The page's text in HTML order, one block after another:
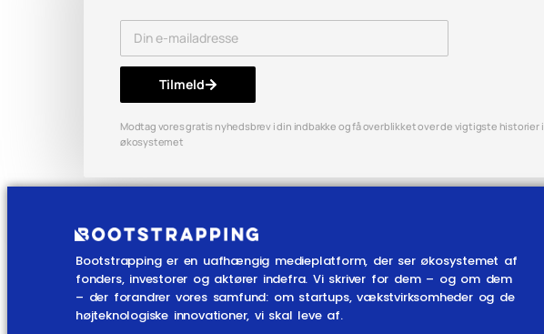
Tilmeld
Modtag vores gratis nyhedsbrev i din indbakke og få overblikket over de vigtigste historier i
økosystemet
Bootstrapping er en uafhængig medieplatform, der ser økosystemet af
fonders, investorer og aktører indefra. Vi skriver for dem – og om dem
– der forandrer vores samfund: om startups, vækstvirksomheder og de
højteknologiske innovationer, vi skal leve af.